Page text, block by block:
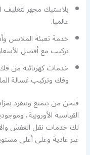
بلاستيك مجهز
عالميا.
خدمة تعبئة الملابس
تركيب مع أفضل
خدمات كهربائية من
وفك وتركيب غسالة
فنحن من يتمتع وننفرد
لك خدمات نقل العفش
غير عادية وعلى أعلى